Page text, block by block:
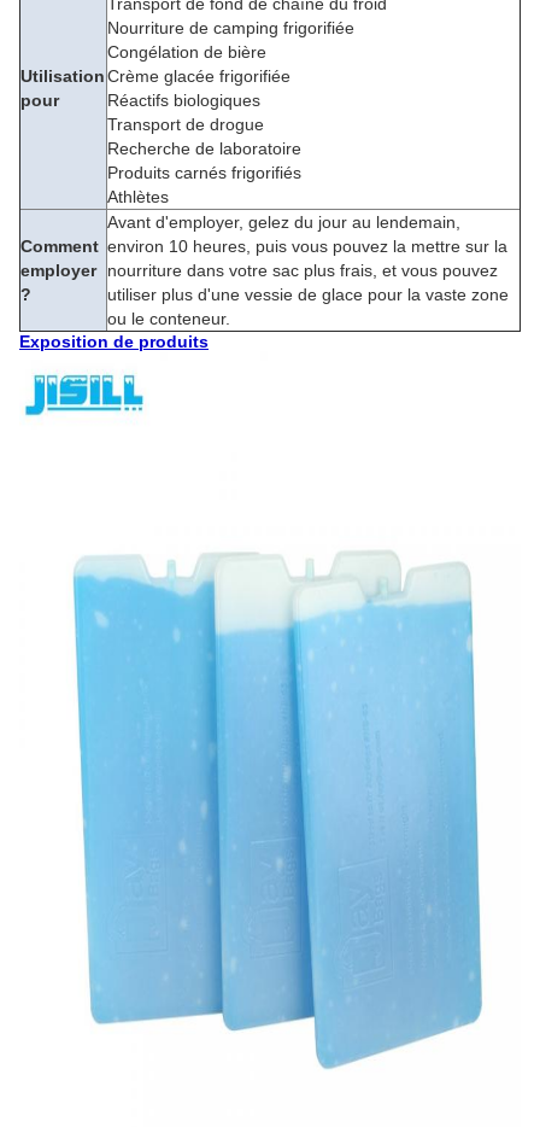
Utilisation
pour
Nourriture de camping frigorifiée
Congélation de bière
Crème glacée frigorifiée
Réactifs biologiques
Transport de drogue
Recherche de laboratoire
Produits carnés frigorifiés
Athlètes
Comment
employer
?
Avant d'employer, gelez du jour au lendemain,
environ 10 heures, puis vous pouvez la mettre sur la
nourriture dans votre sac plus frais, et vous pouvez
utiliser plus d'une vessie de glace pour la vaste zone
ou le conteneur.
Exposition de produits